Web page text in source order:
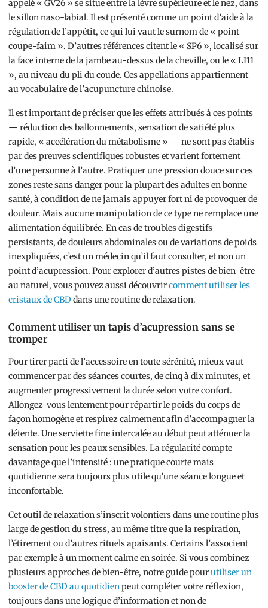
appelé « GV26 » se situe entre la lèvre supérieure et le nez, dans
le sillon naso-labial. Il est présenté comme un point d’aide à la
régulation de l’appétit, ce qui lui vaut le surnom de « point
coupe-faim ». D’autres références citent le « SP6 », localisé sur
la face interne de la jambe au-dessus de la cheville, ou le « LI11
», au niveau du pli du coude. Ces appellations appartiennent
au vocabulaire de l’acupuncture chinoise.
Il est important de préciser que les effets attribués à ces points
— réduction des ballonnements, sensation de satiété plus
rapide, « accélération du métabolisme » — ne sont pas établis
par des preuves scientifiques robustes et varient fortement
d’une personne à l’autre. Pratiquer une pression douce sur ces
zones reste sans danger pour la plupart des adultes en bonne
santé, à condition de ne jamais appuyer fort ni de provoquer de
douleur. Mais aucune manipulation de ce type ne remplace une
alimentation équilibrée. En cas de troubles digestifs
persistants, de douleurs abdominales ou de variations de poids
inexpliquées, c’est un médecin qu’il faut consulter, et non un
point d’acupression. Pour explorer d’autres pistes de bien-être
au naturel, vous pouvez aussi découvrircomment utiliser les
cristaux de CBD dans une routine de relaxation.
Comment utiliser un tapis d’acupression sans se
tromper
Pour tirer parti de l’accessoire en toute sérénité, mieux vaut
commencer par des séances courtes, de cinq à dix minutes, et
augmenter progressivement la durée selon votre confort.
Allongez-vous lentement pour répartir le poids du corps de
façon homogène et respirez calmement afin d’accompagner la
détente. Une serviette fine intercalée au début peut atténuer la
sensation pour les peaux sensibles. La régularité compte
davantage que l’intensité : une pratique courte mais
quotidienne sera toujours plus utile qu’une séance longue et
inconfortable.
Cet outil de relaxation s’inscrit volontiers dans une routine plus
large de gestion du stress, au même titre que la respiration,
l’étirement ou d’autres rituels apaisants. Certains l’associent
par exemple à un moment calme en soirée. Si vous combinez
plusieurs approches de bien-être, notre guide pourutiliser un
booster de CBD au quotidienpeut compléter votre réflexion,
toujours dans une logique d’information et non de